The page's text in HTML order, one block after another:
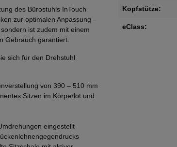
des Bürostuhls InTouch
zur optimalen Anpassung –
ist zudem mit einem
Gebrauch garantiert.
sich für den Drehstuhl
von 390 – 510 mm
Sitzen im Körperlot und
eingestellt
Kopfstütze:
eClass: